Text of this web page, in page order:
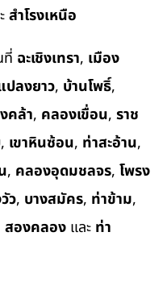
สำโรงเหนือ
ฉะเชิงเทรา, เมือง
ปลงยาว, บ้านโพธิ์,
คล้า, คลองเขื่อน, ราช
, เขาหินซ้อน, ท่าสะอ้าน,
, คลองอุดมชลจร, โพรง
ว, บางสมัคร, ท่าข้าม,
สองคลอง และ ท่า